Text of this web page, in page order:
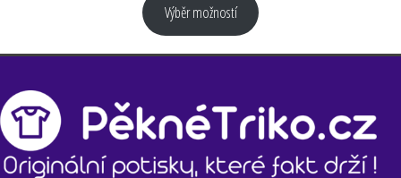
Výběr možností